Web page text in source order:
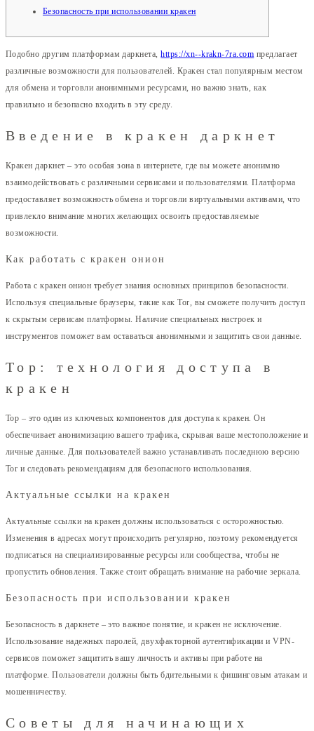
Безопасность при использовании кракен
Подобно другим платформам даркнета,https://xn--krakn-7ra.com предлагает
различные возможности для пользователей. Кракен стал популярным местом
для обмена и торговли анонимными ресурсами, но важно знать, как
правильно и безопасно входить в эту среду.
Введение в кракен даркнет
Кракен даркнет – это особая зона в интернете, где вы можете анонимно
взаимодействовать с различными сервисами и пользователями. Платформа
предоставляет возможность обмена и торговли виртуальными активами, что
привлекло внимание многих желающих освоить предоставляемые
возможности.
Как работать с кракен онион
Работа с кракен онион требует знания основных принципов безопасности.
Используя специальные браузеры, такие как Tor, вы сможете получить доступ
к скрытым сервисам платформы. Наличие специальных настроек и
инструментов поможет вам оставаться анонимными и защитить свои данные.
Тор: технология доступа в
кракен
Тор – это один из ключевых компонентов для доступа к кракен. Он
обеспечивает анонимизацию вашего трафика, скрывая ваше местоположение и
личные данные. Для пользователей важно устанавливать последнюю версию
Tor и следовать рекомендациям для безопасного использования.
Актуальные ссылки на кракен
Актуальные ссылки на кракен должны использоваться с осторожностью.
Изменения в адресах могут происходить регулярно, поэтому рекомендуется
подписаться на специализированные ресурсы или сообщества, чтобы не
пропустить обновления. Также стоит обращать внимание на рабочие зеркала.
Безопасность при использовании кракен
Безопасность в даркнете – это важное понятие, и кракен не исключение.
Использование надежных паролей, двухфакторной аутентификации и VPN-
сервисов поможет защитить вашу личность и активы при работе на
платформе. Пользователи должны быть бдительными к фишинговым атакам и
мошенничеству.
Советы для начинающих